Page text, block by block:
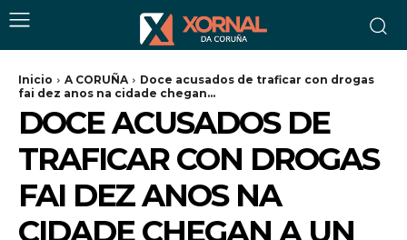
Inicio A CORUÑA
Doce acusados de traficar con drogas
fai dez anos na cidade chegan...
DOCE ACUSADOS DE
TRAFICAR CON DROGAS
FAI DEZ ANOS NA
CIDADE CHEGAN A UN